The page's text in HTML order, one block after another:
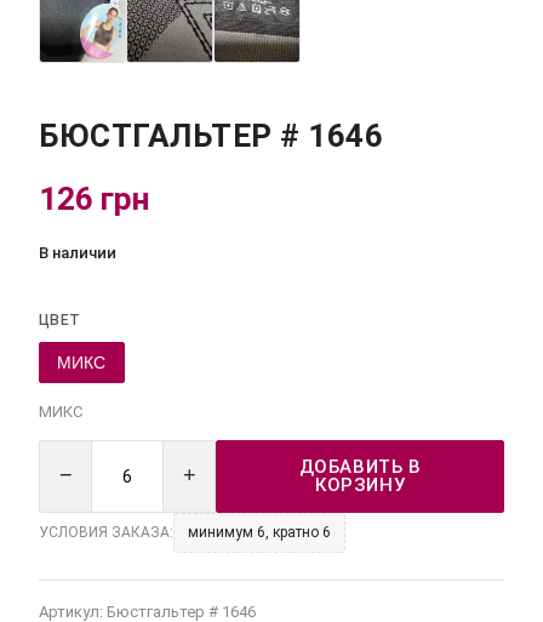
БЮСТГАЛЬТЕР # 1646
126 грн
В наличии
ЦВЕТ
МИКС
МИКС
− +
ДОБАВИТЬ В
КОРЗИНУ
УСЛОВИЯ ЗАКАЗА: минимум 6, кратно 6
Артикул: Бюстгальтер # 1646